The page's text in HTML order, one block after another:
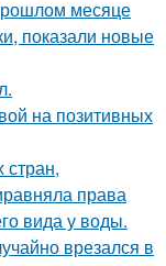
месяце
показали новые
на позитивных
стран,
права
вида у воды.
врезался в